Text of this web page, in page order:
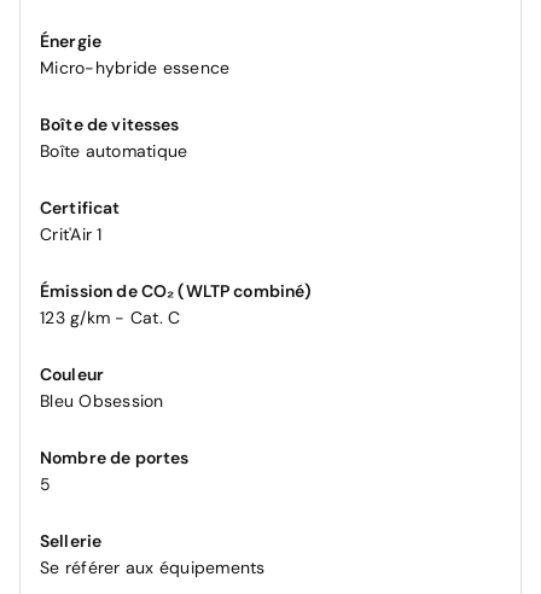
Énergie
Micro-hybride essence
Boîte de vitesses
Boîte automatique
Certificat
Crit'Air 1
Émission de CO₂ (WLTP combiné)
123 g/km - Cat. C
Couleur
Bleu Obsession
Nombre de portes
5
Sellerie
Se référer aux équipements